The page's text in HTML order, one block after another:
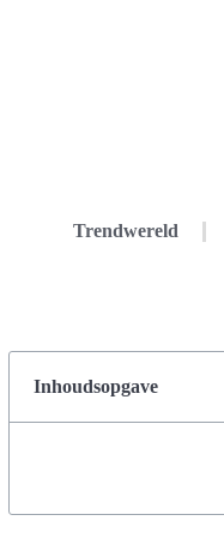
Trendwereld
Inhoudsopgave